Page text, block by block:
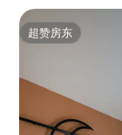
超赞房东
超赞房东